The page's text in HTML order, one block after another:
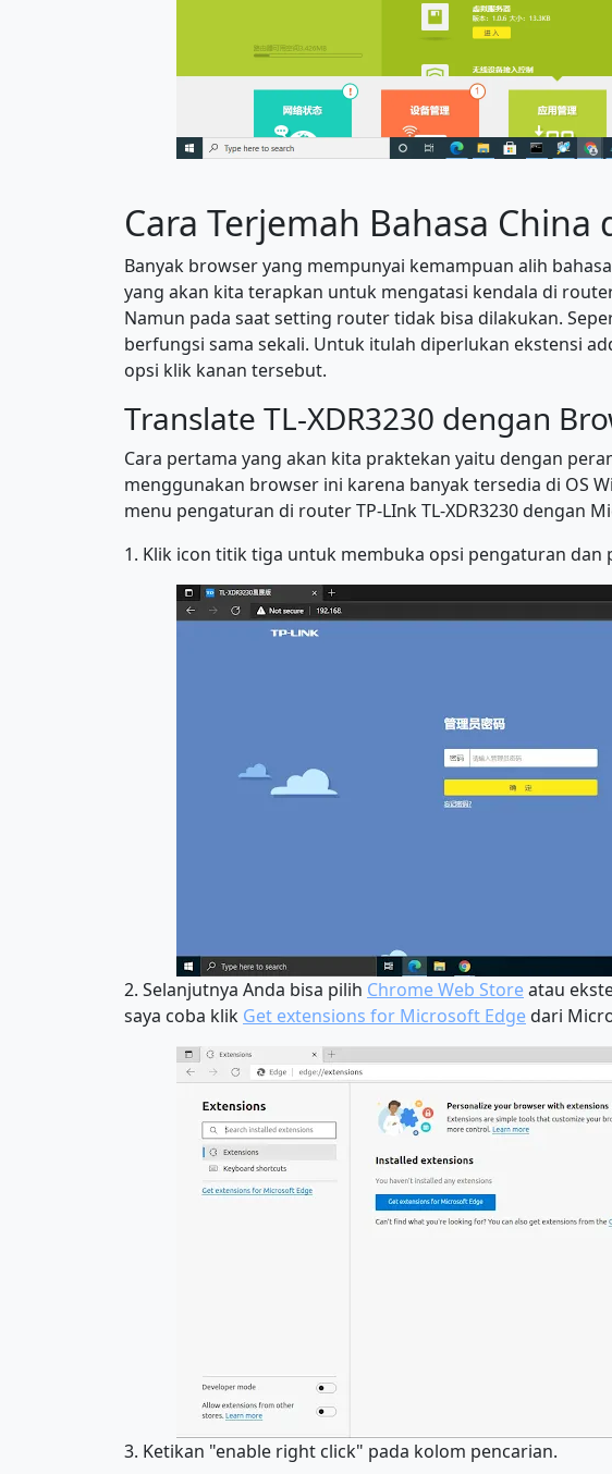
Cara Terjemah Bahasa China
Banyak browser yang mempunyai kemampuan alih
yang akan kita terapkan untuk mengatasi kendala di
Namun pada saat setting router tidak bisa dilakukan.
berfungsi sama sekali. Untuk itulah diperlukan ekstensi
opsi klik kanan tersebut.
Translate TL-XDR3230 dengan
Cara pertama yang akan kita praktekan yaitu dengan
menggunakan browser ini karena banyak tersedia di OS
menu pengaturan di router TP-LInk TL-XDR3230 dengan
1. Klik icon titik tiga untuk membuka opsi pengaturan dan
2. Selanjutnya Anda bisa pilih Chrome Web Storeatau
saya coba klik Get extensions for Microsoft Edgedari
3. Ketikan "enable right click" pada kolom pencarian.